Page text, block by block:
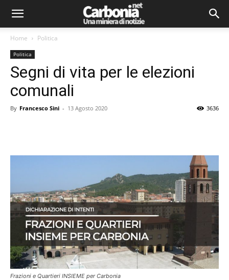
Home Politica
Politica
Segni di vita per le elezioni
comunali
By Francesco Sini - 13 Agosto 2020 3636
Frazioni e Quartieri INSIEME per Carbonia